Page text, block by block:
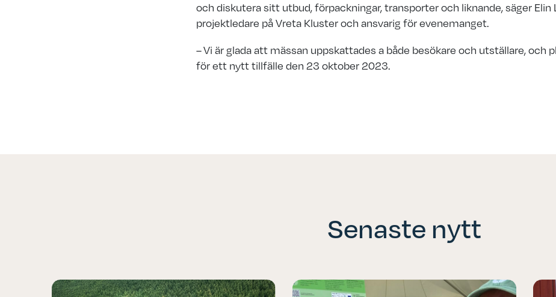
och diskutera sitt utbud, förpackningar, transporter och liknande, säger Elin
projektledare på Vreta Kluster och ansvarig för evenemanget.
– Vi är glada att mässan uppskattades a både besökare och utställare, och
för ett nytt tillfälle den 23 oktober 2023.
Senaste nytt